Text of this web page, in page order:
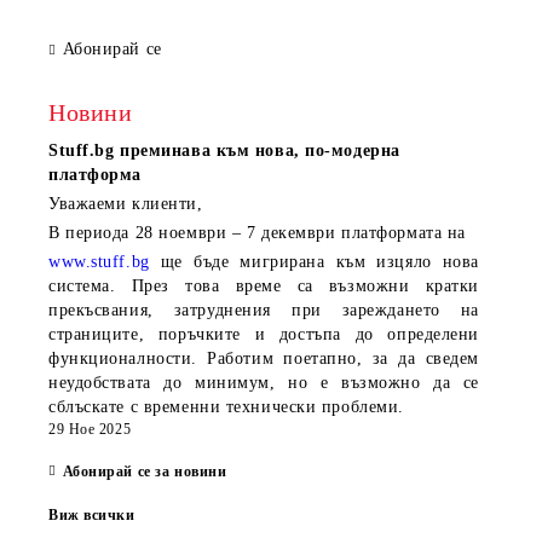
Абонирай се
Новини
Stuff.bg преминава към нова, по-модерна
платформа
Уважаеми клиенти,
В периода 28 ноември – 7 декември платформата на
www.stuff.bg ще бъде мигрирана към изцяло нова
система. През това време са възможни кратки
прекъсвания, затруднения при зареждането на
страниците, поръчките и достъпа до определени
функционалности. Работим поетапно, за да сведем
неудобствата до минимум, но е възможно да се
сблъскате с временни технически проблеми.
29 Ное 2025
Абонирай се за новини
Виж всички